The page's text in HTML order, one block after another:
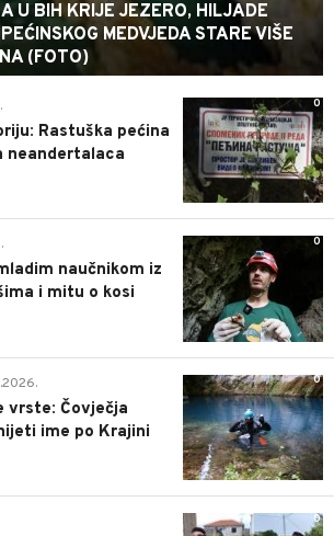
U BIH KRIJE JEZERO, HILJADE
MEDVJEDA STARE VIŠE
(FOTO)
0
Rastuška pećina
neandertalaca
0
naučnikom iz
i mitu o kosi
0
vrste: Čovječja
ime po Krajini
0